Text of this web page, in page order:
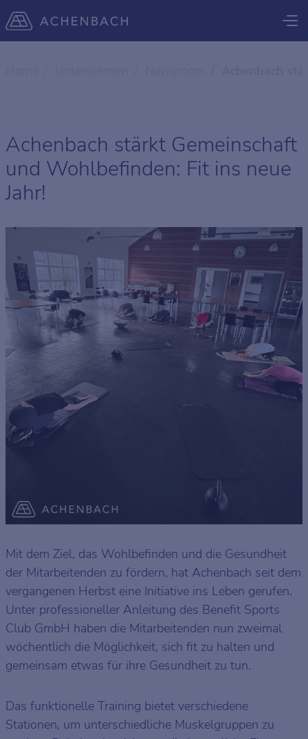
Achenbach stärkt Gemeinschaft
und Wohlbefinden: Fit ins neue
Jahr!
Mit dem Ziel, das Wohlbefinden und die Gesundheit
der Mitarbeitenden zu fördern, hat Achenbach seit dem
vergangenen Herbst eine Initiative ins Leben gerufen.
Unter professioneller Anleitung des Benefit Sports
Club GmbH haben die Mitarbeitenden nun zweimal
wöchentlich die Möglichkeit, sich fit zu halten und
gemeinsam etwas für ihre Gesundheit zu tun.
Das funktionelle Training bietet verschiedene
Stationen, um unterschiedliche Muskelgruppen zu